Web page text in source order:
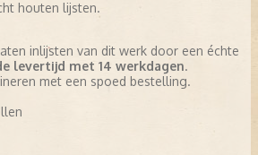
een opmerkelijke verandering
een internationale trend in krantenland.
wordt verspreid in een groot aantal
redactie)
houten lijsten.
inlijsten van dit werk door een échte
levertijd met 14 werkdagen.
met een spoed bestelling.